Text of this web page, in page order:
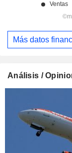
Más datos
Análisis /